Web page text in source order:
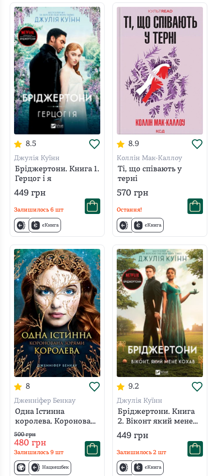
8.5
Джулія Куїнн
Бріджертони. Книга 1.
Герцог і я
449 грн
Залишилось 6 шт
єКнига
8.9
Коллін Мак-Каллоу
Ті, що співають у
терні
570 грн
Остання!
єКнига
8
Дженніфер Бенкау
Одна Істинна
королева. Коронована
зорями
500грн
480 грн
Залишилось 9 шт
Нацкешбек
9.2
Джулія Куїнн
Бріджертони. Книга
2. Віконт який мене
кохав
449 грн
Залишилось 2 шт
єКнига